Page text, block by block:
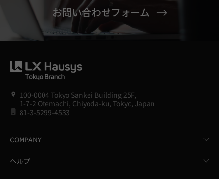
お問い合わせフォーム
100-0004 Tokyo Sankei Building 25F,
1-7-2 Otemachi, Chiyoda-ku, Tokyo, Japan
81-3-5299-4533
COMPANY
ヘルプ